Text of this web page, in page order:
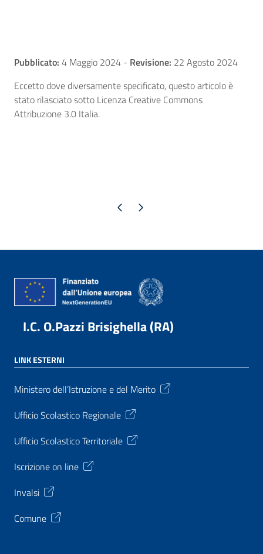
Pubblicato: 4 Maggio 2024 - Revisione: 22 Agosto 2024
Eccetto dove diversamente specificato, questo articolo è
stato rilasciato sotto Licenza Creative Commons
Attribuzione 3.0 Italia.
Pagina precedente
Pagina successiva
I.C. O.Pazzi Brisighella (RA)
LINK ESTERNI
Ministero dell’Istruzione e del Merito
Ufficio Scolastico Regionale
Ufficio Scolastico Territoriale
Iscrizione on line
Invalsi
Comune